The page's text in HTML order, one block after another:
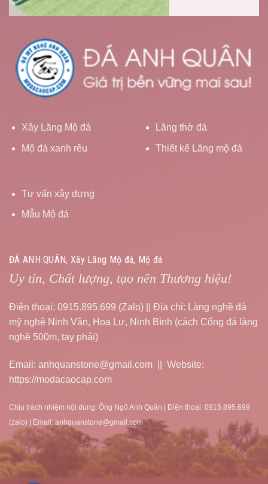
Xây Lăng Mộ đá
Mộ đá xanh rêu
Lăng thờ đá
Thiết kế Lăng mộ đá
Tư vấn xây dựng
Mẫu Mộ đá
ĐÁ ANH QUÂN, Xây Lăng Mộ đá, Mộ đá
Uy tín, Chất lượng, tạo nên Thương hiệu!
Điện thoại: 0915.895.699 (Zalo) || Địa chỉ: Làng nghề đá
mỹ nghệ Ninh Vân, Hoa Lư, Ninh Bình (cách Cổng đá làng
nghề 500m, tay phải)
Email: anhquanstone@gmail.com || Website:
https://modacaocap.com
Chịu trách nhiệm nội dung: Ông Ngô Anh Quân | Điện thoại: 0915.895.699
(zalo) | Email: anhquanstone@gmail.com